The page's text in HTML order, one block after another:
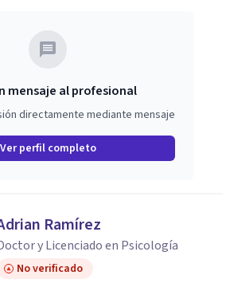
mensaje al profesional
directamente mediante mensaje
Ver perfil completo
Ramírez
y Licenciado en Psicología
No verificado